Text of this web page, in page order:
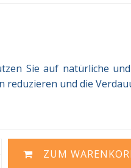
Sie auf natürliche
reduzieren und die
ZUM